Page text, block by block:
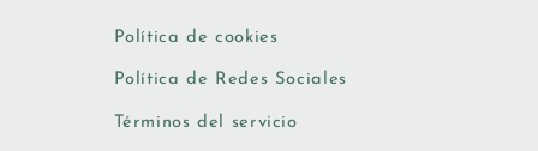
Política de cookies
Política de Redes Sociales
Términos del servicio